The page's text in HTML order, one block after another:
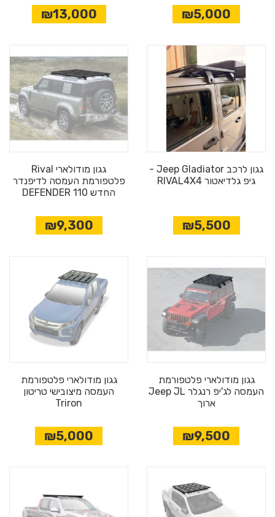
₪5,000
₪13,000
גגון לרכב Jeep Gladiator -
גיפ גלדיאטור RIVAL4X4
₪5,500
גגון מודולארי Rival
פלטפורמת העמסה לדיפנדר
החדש DEFENDER 110
₪9,300
גגון מודולארי פלטפורמת
העמסה לג'יפ רנגלר Jeep JL
ארוך
₪9,500
גגון מודולארי פלטפורמת
העמסה מיצובישי טריטון
Triron
₪5,000